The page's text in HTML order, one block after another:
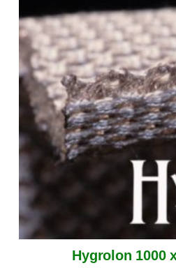
Hygrolon 1000